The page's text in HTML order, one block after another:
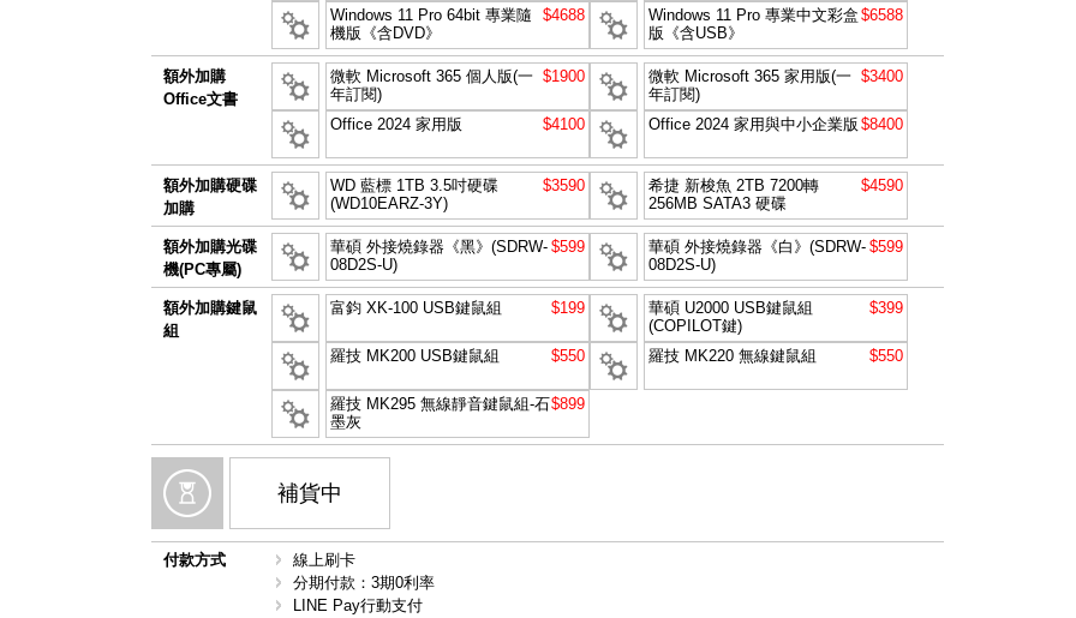
Windows 11 Pro 64bit 專業隨
機版《含DVD》
$4688
Windows 11 Pro 專業中文彩盒
版《含USB》
$6588
額外加購
Office文書
微軟 Microsoft 365 個人版(一
年訂閱)
$1900
微軟 Microsoft 365 家用版(一
年訂閱)
$3400
Office 2024 家用版 $4100 Office 2024 家用與中小企業版 $8400
額外加購硬碟
加購
WD 藍標 1TB 3.5吋硬碟
(WD10EARZ-3Y)
$3590
希捷 新梭魚 2TB 7200轉
256MB SATA3 硬碟
$4590
額外加購光碟
機(PC專屬)
華碩 外接燒錄器《黑》(SDRW-
08D2S-U)
$599
華碩 外接燒錄器《白》(SDRW-
08D2S-U)
$599
額外加購鍵鼠
組
富鈞 XK-100 USB鍵鼠組 $199
華碩 U2000 USB鍵鼠組
(COPILOT鍵)
$399
羅技 MK200 USB鍵鼠組 $550 羅技 MK220 無線鍵鼠組 $550
羅技 MK295 無線靜音鍵鼠組-石
墨灰
$899
補貨中
付款方式
線上刷卡
分期付款：3期0利率
LINE Pay行動支付